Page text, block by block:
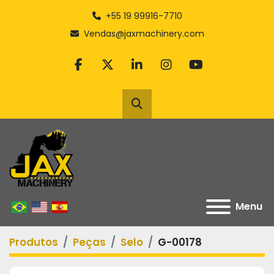
+55 19 99916-7710
Vendas@jaxmachinery.com
facebook
twitterlinkedininstagram
youtube
Pesquisar
Menu
Produtos Peças Selo G-00178